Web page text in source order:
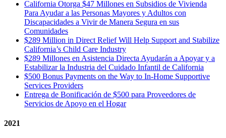
California Otorga $47 Millones en Subsidios de Vivienda
Para Ayudar a las Personas Mayores y Adultos con
Discapacidades a Vivir de Manera Segura en sus
Comunidades
$289 Million in Direct Relief Will Help Support and Stabilize
California’s Child Care Industry
$289 Millones en Asistencia Directa Ayudarán a Apoyar y a
Estabilizar la Industria del Cuidado Infantil de California
$500 Bonus Payments on the Way to In-Home Supportive
Services Providers
Entrega de Bonificación de $500 para Proveedores de
Servicios de Apoyo en el Hogar
2021